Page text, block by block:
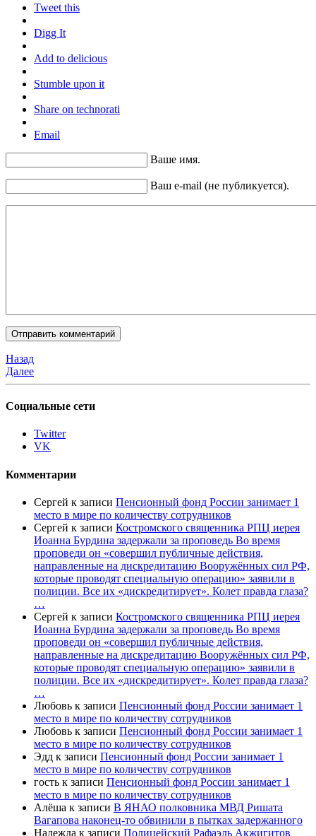
Tweet this
Digg It
Add to delicious
Stumble upon it
Share on technorati
Email
Ваше имя.
Ваш e-mail (не публикуется).
Назад
Далее
Социальные сети
Twitter
VK
Комментарии
Сергей к записи Пенсионный фонд России занимает 1
место в мире по количеству сотрудников
Сергей к записи Костромского священника РПЦ иерея
Иоанна Бурдина задержали за проповедь Во время
проповеди он «совершил публичные действия,
направленные на дискредитацию Вооружённых сил РФ,
которые проводят специальную операцию» заявили в
полиции. Все их «дискредитирует». Колет правда глаза?
…
Сергей к записи Костромского священника РПЦ иерея
Иоанна Бурдина задержали за проповедь Во время
проповеди он «совершил публичные действия,
направленные на дискредитацию Вооружённых сил РФ,
которые проводят специальную операцию» заявили в
полиции. Все их «дискредитирует». Колет правда глаза?
…
Любовь к записи Пенсионный фонд России занимает 1
место в мире по количеству сотрудников
Любовь к записи Пенсионный фонд России занимает 1
место в мире по количеству сотрудников
Эдд к записи Пенсионный фонд России занимает 1
место в мире по количеству сотрудников
гость к записи Пенсионный фонд России занимает 1
место в мире по количеству сотрудников
Алёша к записи В ЯНАО полковника МВД Ришата
Вагапова наконец-то обвинили в пытках задержанного
Надежда к записи Полицейский Рафаэль Акжигитов